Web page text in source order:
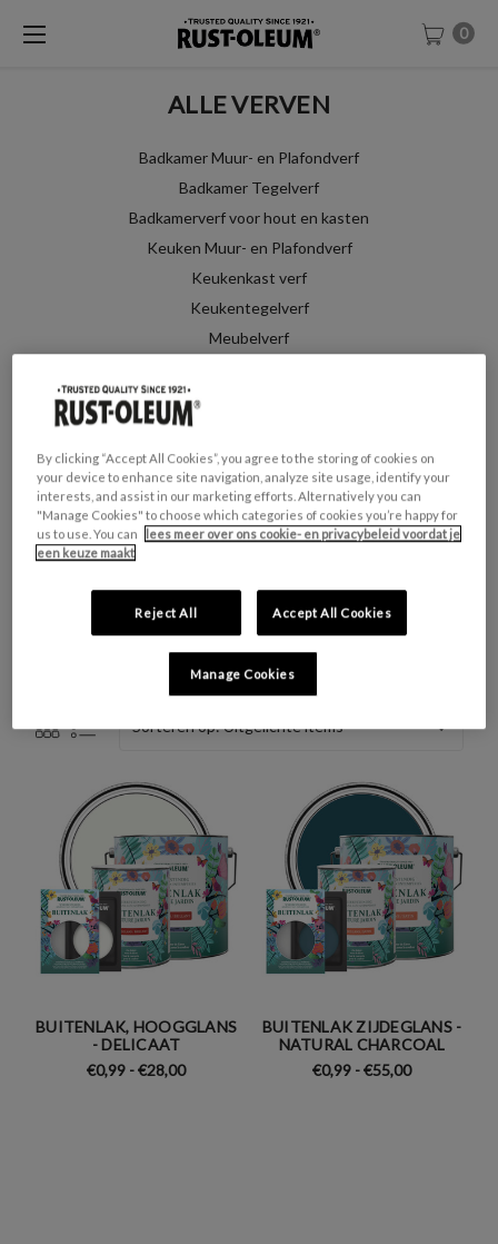
0
ALLE VERVEN
Badkamer Muur- en Plafondverf
Badkamer Tegelverf
Badkamerverf voor hout en kasten
Keuken Muur- en Plafondverf
Keukenkast verf
Keukentegelverf
Meubelverf
Vloertegelverf
Vloerverf Chalky
Muur- en Plafondverf Chalky
PVC verf
category.showing_all
Sorteren op:
BUITENLAK, HOOGGLANS
- DELICAAT
€0,99 - €28,00
BUITENLAK ZIJDEGLANS -
NATURAL CHARCOAL
€0,99 - €55,00
By clicking “Accept All Cookies”, you agree to the storing of cookies on
your device to enhance site navigation, analyze site usage, identify your
interests, and assist in our marketing efforts. Alternatively you can
"Manage Cookies" to choose which categories of cookies you’re happy for
us to use. You can
lees meer over ons cookie- en privacybeleid voordat je
een keuze maakt
Reject All Accept All Cookies
Manage Cookies